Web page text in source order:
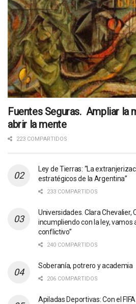
Fuentes Seguras. Ampliar la
abrir la mente
223 COMPARTIDOS
Ley de Tierras: “La
estratégicos de la Argentina”
233 COMPARTIDOS
Universidades. Clara Chevalier,
incumpliendo con la ley,
conflictivo”
240 COMPARTIDOS
Soberanía, potrero y academia
206 COMPARTIDOS
Apiladas Deportivas: Con el